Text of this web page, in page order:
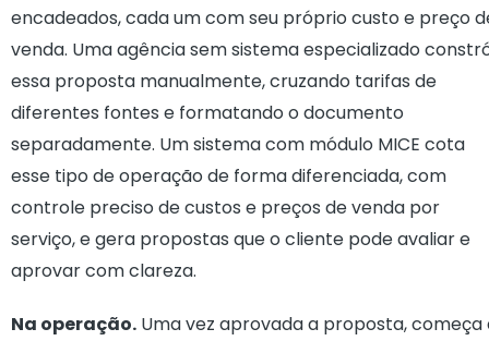
encadeados, cada um com seu próprio custo e preço
venda. Uma agência sem sistema especializado
essa proposta manualmente, cruzando tarifas de
diferentes fontes e formatando o documento
separadamente. Um sistema com módulo MICE cota
esse tipo de operação de forma diferenciada, com
controle preciso de custos e preços de venda por
serviço, e gera propostas que o cliente pode avaliar e
aprovar com clareza.
Na operação. Uma vez aprovada a proposta, começa